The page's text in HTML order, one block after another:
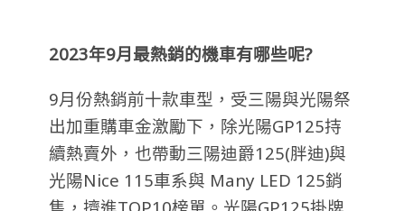
2023年9月最熱銷的機車有哪些呢?
9月份熱銷前十款車型，受三陽與光陽祭
出加重購車金激勵下，除光陽GP125持
續熱賣外，也帶動三陽迪爵125(胖迪)與
光陽Nice 115車系與 Many LED 125銷